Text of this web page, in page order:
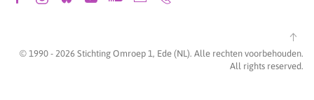
© 1990 - 2026 Stichting Omroep 1, Ede (NL). Alle rechten voorbehouden.
All rights reserved.